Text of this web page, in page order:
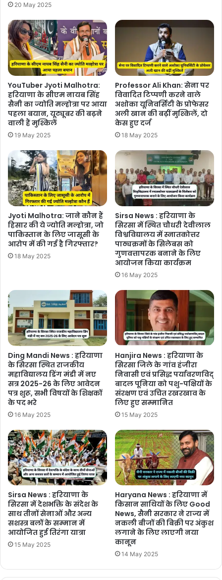
20 May 2025
YouTuber Jyoti Malhotra:
हरियाणा के सीएम नायब सिंह
सैनी का ज्योति मल्होत्रा ​​पर आया
पहला बयान, यूट्यूबर की बढ़ने
वाली हैं मुश्किलें
19 May 2025
Professor Ali Khan: सेना पर
विवादित टिप्पणी करने वाले
अशोका यूनिवर्सिटी के प्रोफेसर
अली खान की बढ़ीं मुश्किलें, दो
केस हुए दर्ज
18 May 2025
Jyoti Malhotra: ​​जाने कौन हैं
हिसार की ये ज्योति मल्होत्रा, जो
पाकिस्तान के लिए जासूसी के
आरोप में की गई है गिरफ्तार?
18 May 2025
Sirsa News : हरियाणा के
सिरसा में स्थित चौधरी देवीलाल
विश्वविद्यालय में स्नातकोत्तर
पाठ्यक्रमों के सिलेबस को
गुणवत्तापरक बनाने के लिए
आयोजन किया कार्यक्रम
16 May 2025
Ding Mandi News : हरियाणा
के सिरसा स्थित राजकीय
महाविद्यालय डिंग मंडी में नए
सत्र 2025-26 के लिए आवेदन
पत्र शुरू, सभी विषयों के शिक्षकों
के पद भरे
16 May 2025
Hanjira News : हरियाणा के
सिरसा जिले के गांव हंजीरा
निवासी एवं प्रसिद्ध पर्यावरणविद्
बादल पूनिया को पशु-पक्षियों के
संरक्षण एवं उचित रखरखाव के
लिए हुए सम्मानित
15 May 2025
Sirsa News : हरियाणा के
सिरसा में देशभक्ति के संदेश के
साथ तीनों सेनाओं और अन्य
सशस्त्र बलों के सम्मान में
आयोजित हुई तिरंगा यात्रा
15 May 2025
Haryana News : हरियाणा में
किसान साथियों के लिए Good
News, सैनी सरकार ने राज्य में
नकली बीजों की बिक्री पर अंकुश
लगाने के लिए लाएगी नया
कानून
14 May 2025